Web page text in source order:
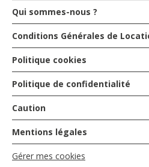
Qui sommes-nous ?
Conditions Générales de
Politique cookies
Politique de confidentialité
Caution
Mentions légales
Gérer mes cookies